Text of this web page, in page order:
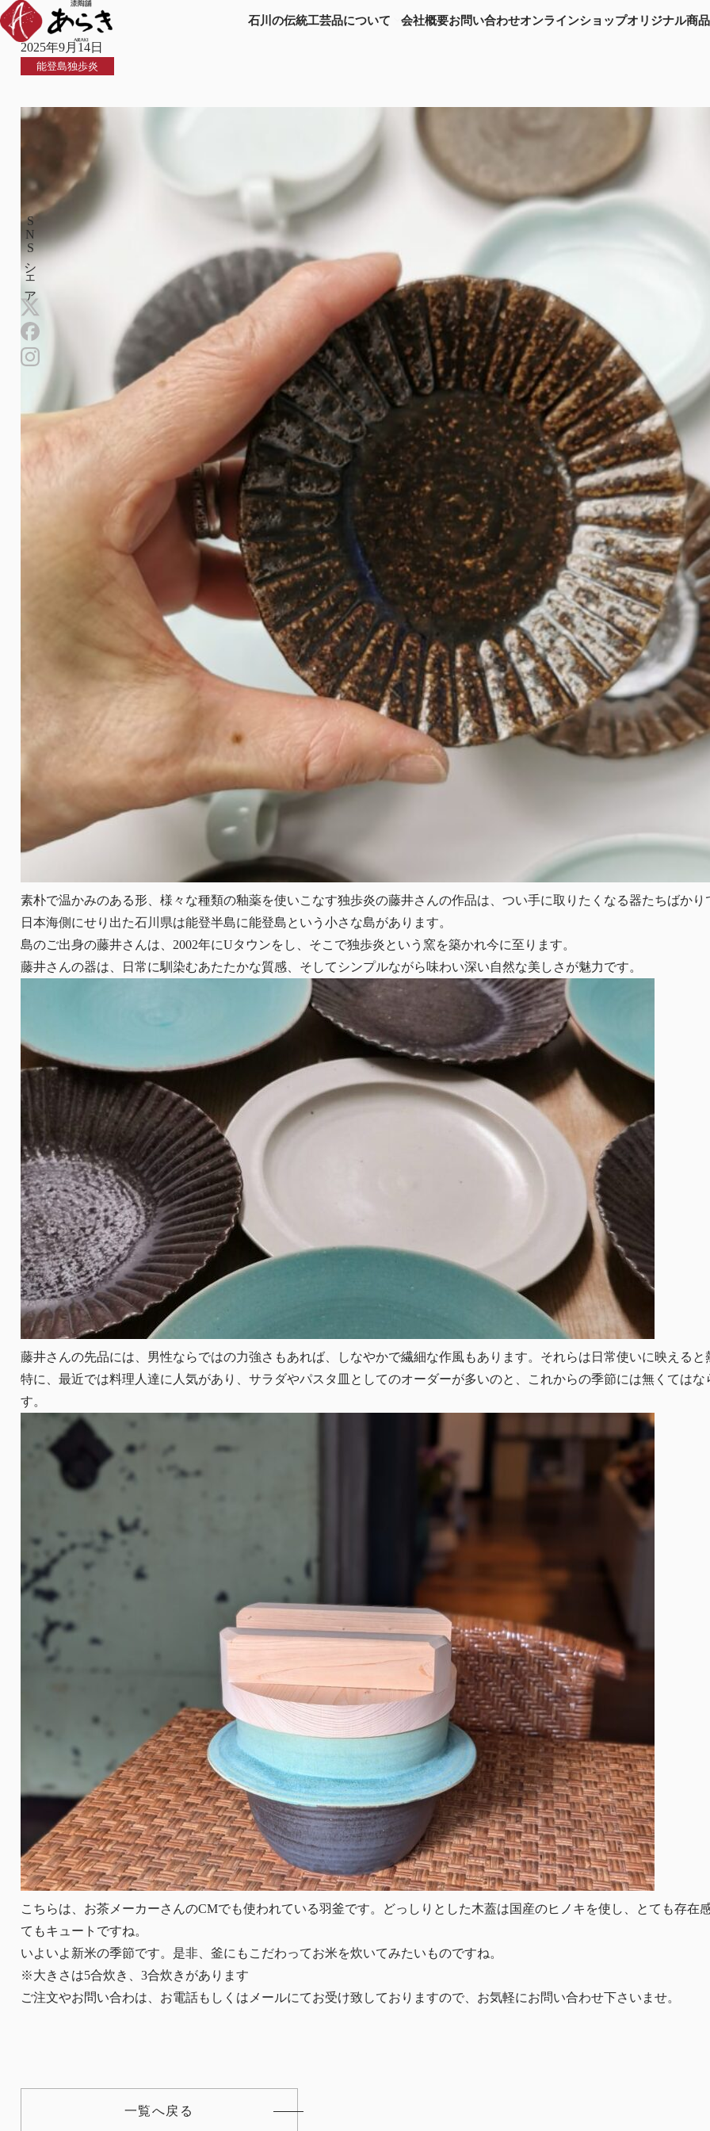
石川の伝統工芸品について 会社概要お問い合わせオンラインショップオリジナル商
SNSシェア
能登島生まれの独歩炎
2025年9月14日
能登島独歩炎
素朴で温かみのある形、様々な種類の釉薬を使いこなす独歩炎の藤井さんの作品は、つい手に取りたくなる器たちばかり
日本海側にせり出た石川県は能登半島に能登島という小さな島があります。
島のご出身の藤井さんは、2002年にUタウンをし、そこで独歩炎という窯を築かれ今に至ります。
藤井さんの器は、日常に馴染むあたたかな質感、そしてシンプルながら味わい深い自然な美しさが魅力です。
藤井さんの先品には、男性ならではの力強さもあれば、しなやかで繊細な作風もあります。それらは日常使いに映える
特に、最近では料理人達に人気があり、サラダやパスタ皿としてのオーダーが多いのと、これからの季節には無くては
す。
こちらは、お茶メーカーさんのCMでも使われている羽釜です。どっしりとした木蓋は国産のヒノキを使し、とても存在
てもキュートですね。
いよいよ新米の季節です。是非、釜にもこだわってお米を炊いてみたいものですね。
※大きさは5合炊き、3合炊きがあります
ご注文やお問い合わは、お電話もしくはメールにてお受け致しておりますので、お気軽にお問い合わせ下さいませ。
一覧へ戻る